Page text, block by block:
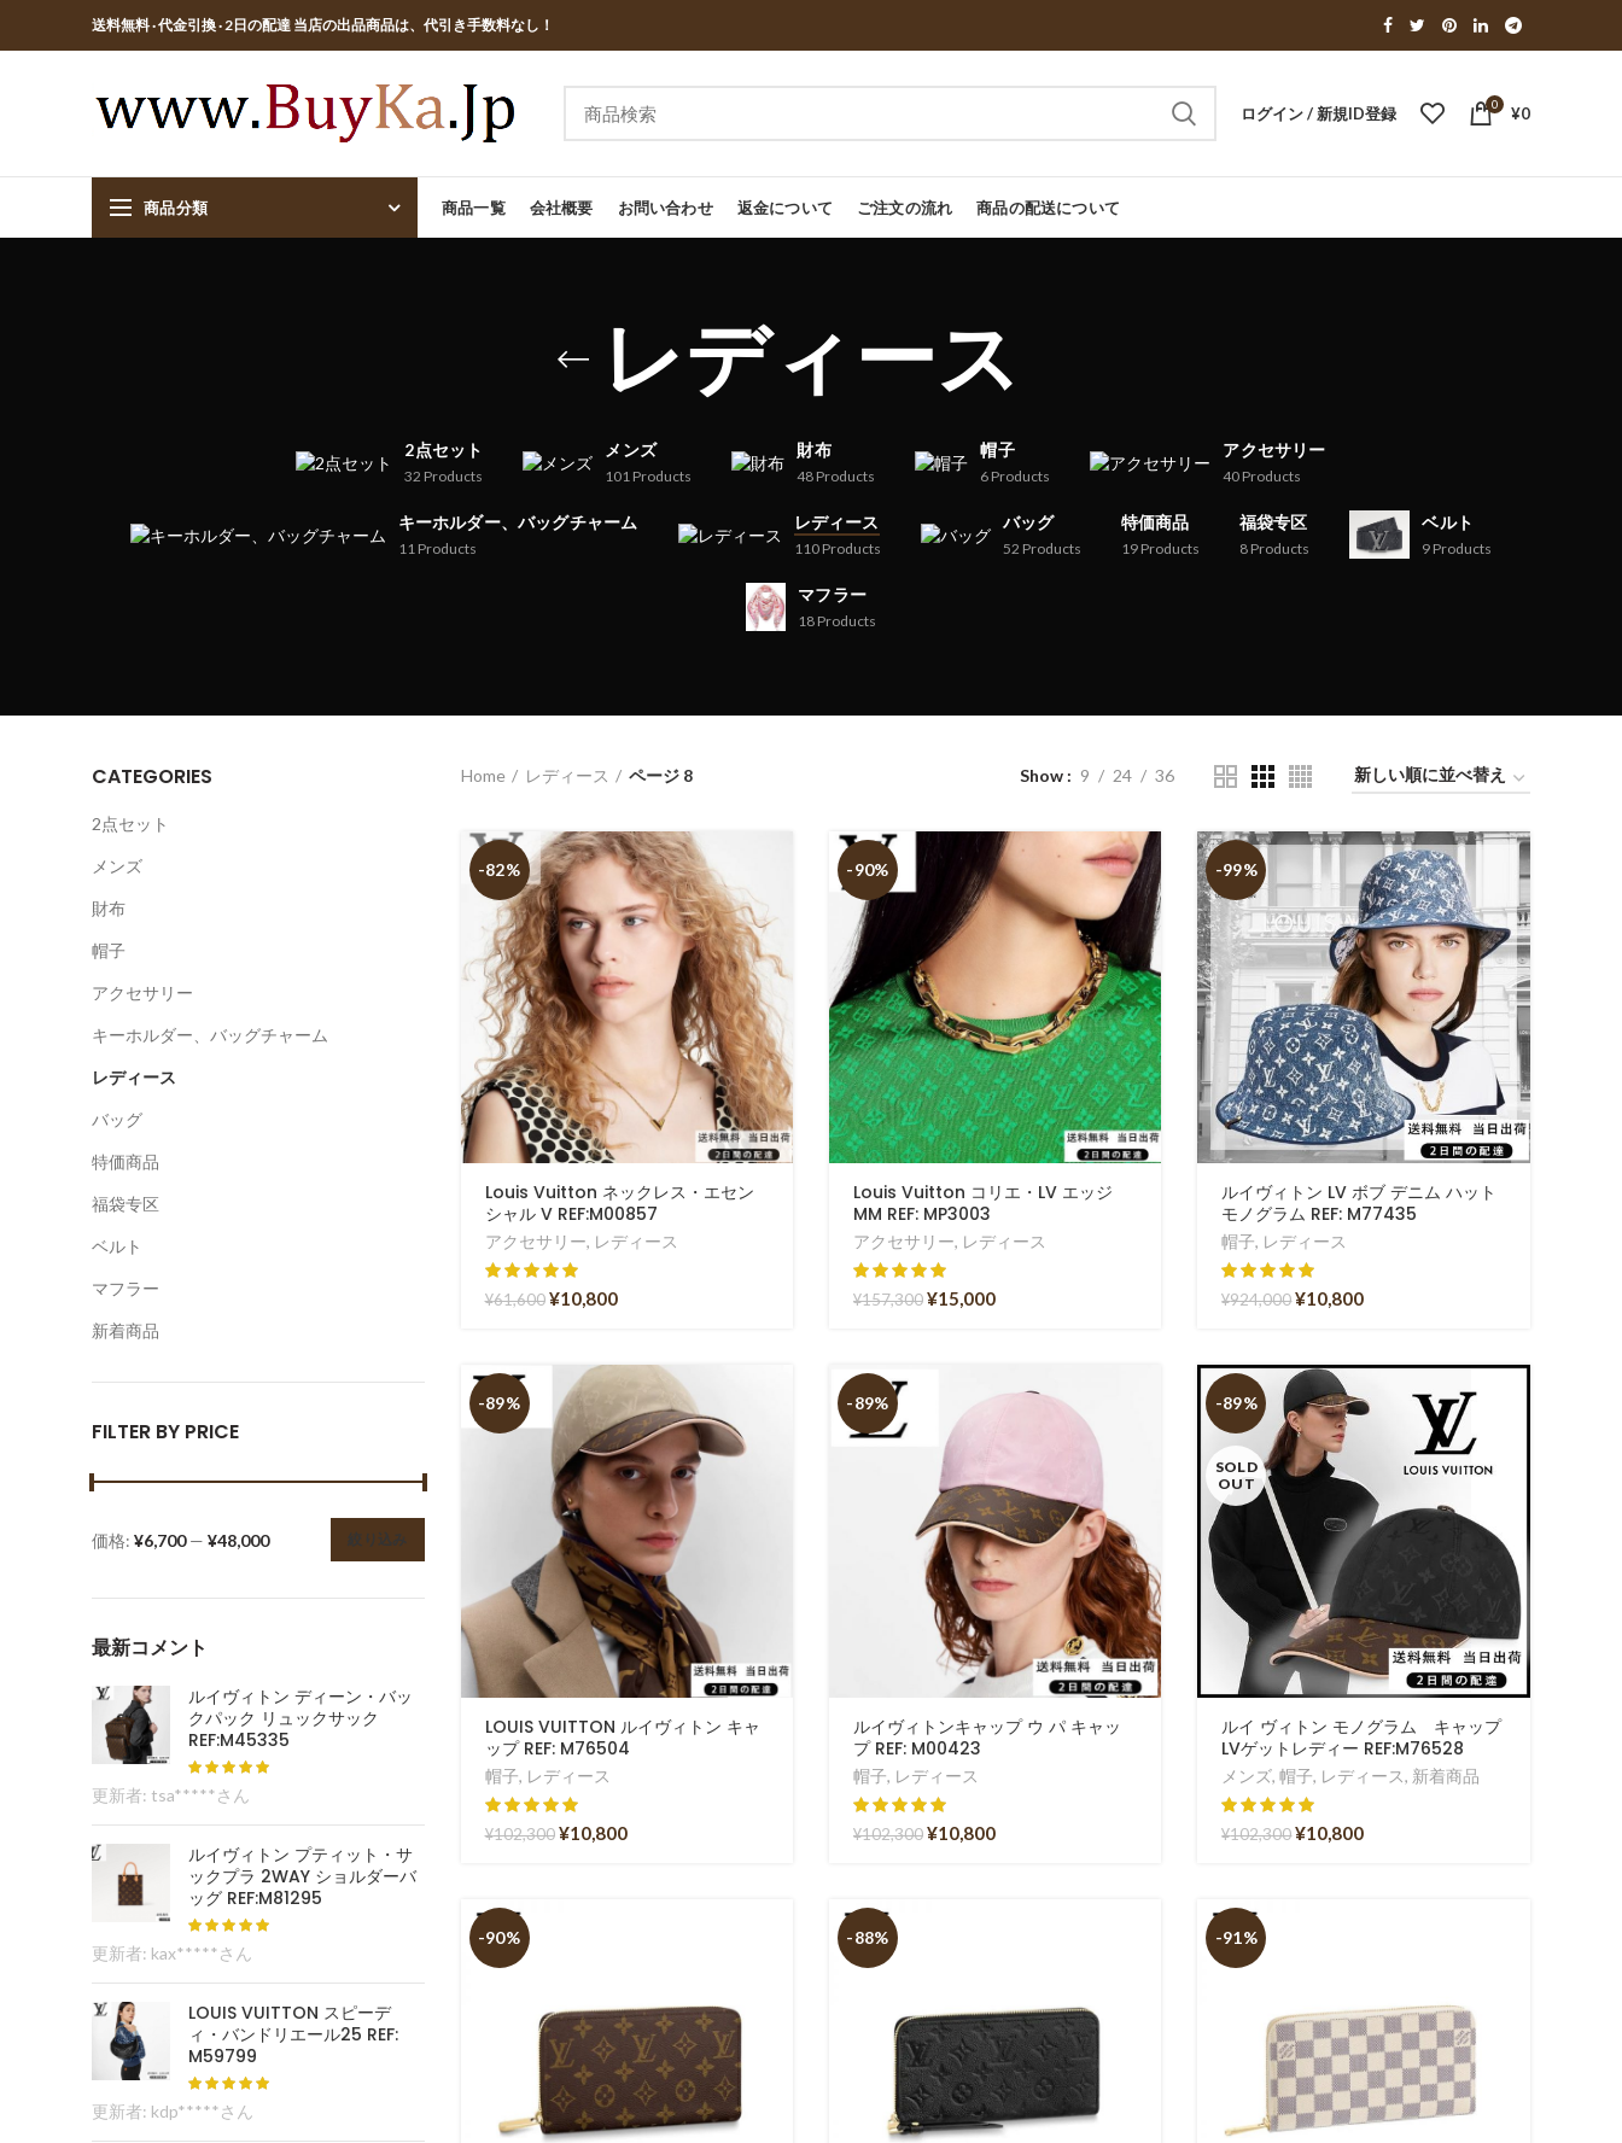
送料無料 · 代金引換 · 2日の配達 当店の出品商品は、代引き手数料なし！
ログイン / 新規ID登録 0 ¥0
商品分類 商品一覧 会社概要 お問い合わせ 返金について ご注文の流れ 商品の配送について
レディース
2点セット
32 Products
メンズ
101 Products
財布
48 Products
帽子
6 Products
アクセサリー
40 Products
キーホルダー、バッグチャーム
11 Products
レディース
110 Products
バッグ
52 Products
特価商品
19 Products
福袋专区
8 Products
ベルト
9 Products
マフラー
18 Products
Home レディース ページ 8 Show 9 24 36
-82%
Louis Vuitton ネックレス・エセン
シャル V REF:M00857
アクセサリー, レディース
¥61,600 ¥10,800
-90%
Louis Vuitton コリエ・LV エッジ
MM REF: MP3003
アクセサリー, レディース
¥157,300¥15,000
-99%
ルイヴィトン LV ボブ デニム ハット
モノグラム REF: M77435
帽子, レディース
¥924,000¥10,800
-89%
LOUIS VUITTON ルイヴィトン キャ
ップ REF: M76504
帽子, レディース
¥102,300 ¥10,800
-89%
ルイヴィトンキャップ ウ パ キャッ
プ REF: M00423
帽子, レディース
¥102,300¥10,800
-89%
SOLD
OUT
ルイ ヴィトン モノグラム キャップ
LVゲットレディー REF:M76528
メンズ,帽子, レディース, 新着商品
¥102,300¥10,800
-90% -88% -91%
CATEGORIES
2点セット
メンズ
財布
帽子
アクセサリー
キーホルダー、バッグチャーム
レディース
バッグ
特価商品
福袋专区
ベルト
マフラー
新着商品
FILTER BY PRICE
絞り込み
価格: ¥6,700— ¥48,000
最新コメント
ルイヴィトン ディーン・バッ
クパック リュックサック
REF:M45335
更新者: tsa*****さん
ルイヴィトン プティット・サ
ックプラ 2WAY ショルダーバ
ッグ REF:M81295
更新者: kax*****さん
LOUIS VUITTON スピーデ
ィ・バンドリエール25 REF:
M59799
更新者: kdp*****さん